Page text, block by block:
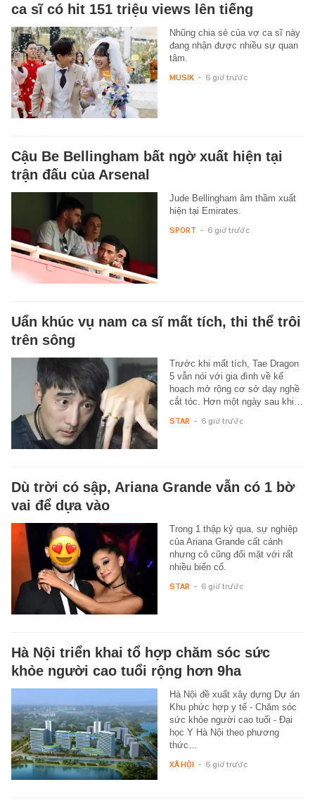
ca sĩ có hit 151 triệu views lên tiếng
Nhũng chia sẻ của vợ ca sĩ này
đang nhận được nhiều sự quan
tâm.
MUSIK - 6 giờ trước
Cậu Be Bellingham bất ngờ xuất hiện tại
trận đấu của Arsenal
Jude Bellingham âm thầm xuất
hiện tại Emirates.
SPORT - 6 giờ trước
Uẩn khúc vụ nam ca sĩ mất tích, thi thể trôi
trên sông
Trước khi mất tích, Tae Dragon
5 vẫn nói với gia đình về kế
hoạch mở rộng cơ sở dạy nghề
cắt tóc. Hơn một ngày sau khi…
STAR - 6 giờ trước
Dù trời có sập, Ariana Grande vẫn có 1 bờ
vai để dựa vào
Trong 1 thập kỷ qua, sự nghiệp
của Ariana Grande cất cánh
nhưng cô cũng đối mặt với rất
nhiều biến cố.
STAR - 6 giờ trước
Hà Nội triển khai tổ hợp chăm sóc sức
khỏe người cao tuổi rộng hơn 9ha
Hà Nội đề xuất xây dựng Dự án
Khu phức hợp y tế - Chăm sóc
sức khỏe người cao tuổi - Đại
học Y Hà Nội theo phương
thức…
XÃ HỘI - 6 giờ trước